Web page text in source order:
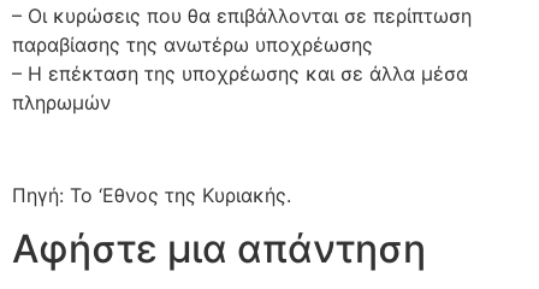
– Οι κυρώσεις που θα επιβάλλονται σε περίπτωση
παραβίασης της ανωτέρω υποχρέωσης
– Η επέκταση της υποχρέωσης και σε άλλα μέσα
πληρωμών
Πηγή: Το ‘Εθνος της Κυριακής.
Αφήστε μια απάντηση